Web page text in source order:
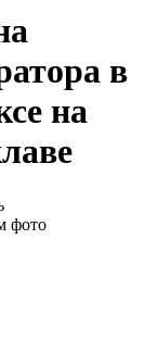
в
на
фото